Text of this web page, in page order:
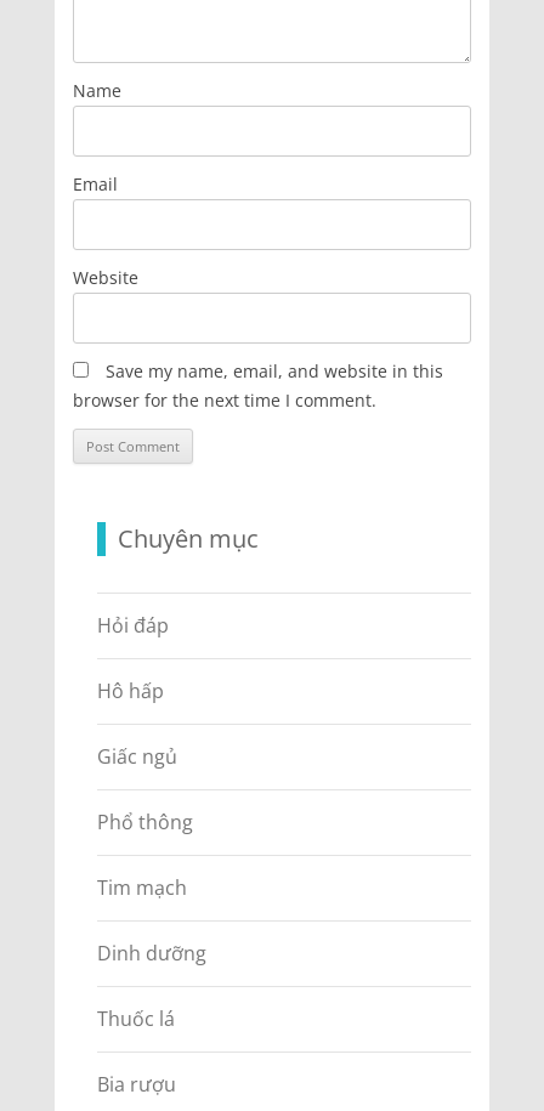
Name
Email
Website
Save my name, email, and website in this
browser for the next time I comment.
Chuyên mục
Hỏi đáp
Hô hấp
Giấc ngủ
Phổ thông
Tim mạch
Dinh dưỡng
Thuốc lá
Bia rượu